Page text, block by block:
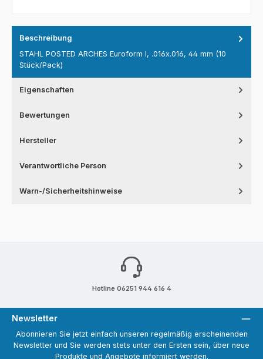
Beschreibung
STAHL POSTED ARCHES Euroform I, .016x.016, 44 mm (10
Stück/Pack)
Eigenschaften
Bewertungen
Hersteller
Verantwortliche Person
Warn-/Sicherheitshinweise
Hotline 06251 944 616 4
Newsletter
Abonnieren Sie jetzt einfach unseren regelmäßig erscheinenden
Newsletter und Sie werden stets unter den Ersten sein, über neue
Produkte und Angebote informiert werden.